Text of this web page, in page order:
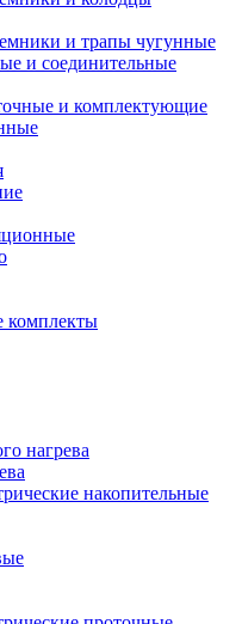
и трапы чугунные
и соединительные
и комплектующие
комплекты
нагрева
накопительные